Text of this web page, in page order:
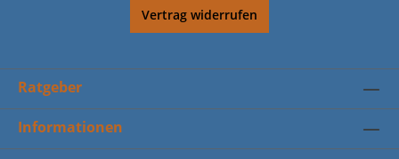
Vertrag widerrufen
Ratgeber
Informationen